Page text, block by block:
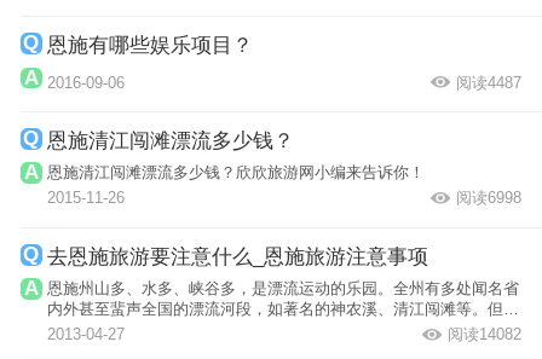
恩施有哪些娱乐项目？
2016-09-06 阅读4487
恩施清江闯滩漂流多少钱？
恩施清江闯滩漂流多少钱？欣欣旅游网小编来告诉你！
2015-11-26
阅读6998
去恩施旅游要注意什么_恩施旅游注意事项
恩施州山多、水多、峡谷多，是漂流运动的乐园。全州有多处闻名省
内外甚至蜚声全国的漂流河段，如著名的神农溪、清江闯滩等。但
是，漂流不仅...
2013-04-27 阅读14082